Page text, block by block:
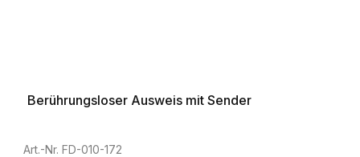
Berührungsloser Ausweis mit Sender
Art.-Nr. FD-010-172